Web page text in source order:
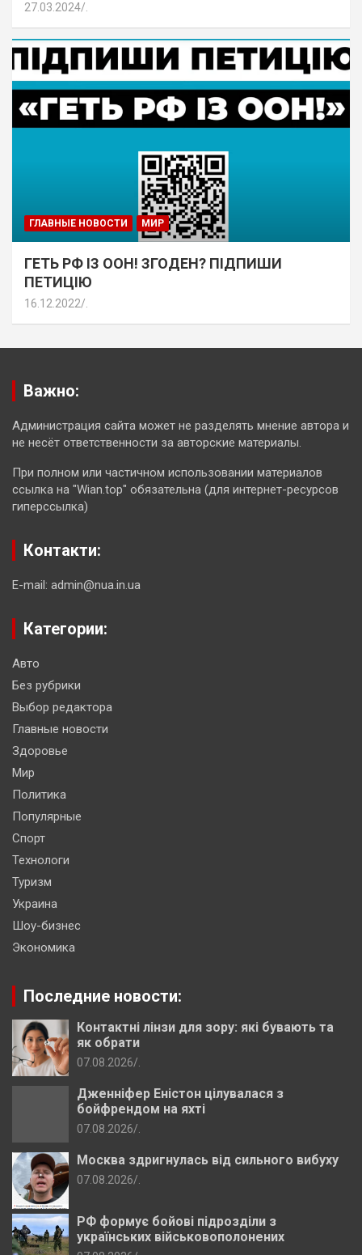
27.03.2024 .
ГЛАВНЫЕ НОВОСТИ МИР
ГЕТЬ РФ ІЗ ООН! ЗГОДЕН? ПІДПИШИ
ПЕТИЦІЮ
16.12.2022
Важно:
Администрация сайта может не разделять мнение автора и
не несёт ответственности за авторские материалы.
При полном или частичном использовании материалов
ссылка на "Wian.top" обязательна (для интернет-ресурсов
гиперссылка)
Контакти:
E-mail: admin@nua.in.ua
Категории:
Авто
Без рубрики
Выбор редактора
Главные новости
Здоровье
Мир
Политика
Популярные
Спорт
Технологи
Туризм
Украина
Шоу-бизнес
Экономика
Последние новости:
Контактні лінзи для зору: які бувають та
як обрати
07.08.2026
Дженніфер Еністон цілувалася з
бойфрендом на яхті
07.08.2026
Москва здригнулась від сильного вибуху
07.08.2026
РФ формує бойові підрозділи з
українських військовополонених